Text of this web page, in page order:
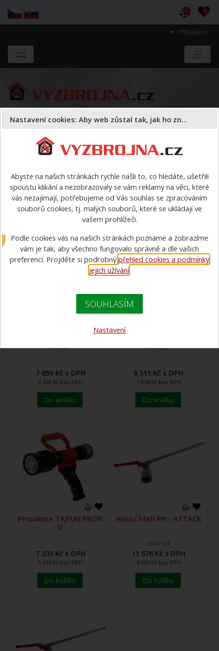
Přihlášení
0 0
Sloužíme těm, kteří chrání životy, zdraví
> výrobci > Pavliš a Hartmann
D/C
7 659 Kč s DPH
6 330 Kč bez DPH
Do košíku
PROFI
8 511 Kč s DPH
7 034 Kč bez DPH
Do košíku
Proudnice TAJFUN PROFI
D
7 235 Kč s DPH
5 979 Kč bez DPH
Do košíku
Hasicí hřeb PH - ATTACK
cena od
11 576 Kč s DPH
9 567 Kč bez DPH
Do košíku
Nastavení cookies: Aby web zůstal tak, jak ho znáte
Abyste na našich stránkách rychle našli to, co hledáte, ušetřili
spoustu klikání a nezobrazovaly se vám reklamy na věci, které
vás nezajímají, potřebujeme od Vás souhlas se zpracováním
souborů cookies, tj. malých souborů, které se ukládají ve
vašem prohlížeči.
Podle cookies vás na našich stránkách poznáme a zobrazíme
vám je tak, aby všechno fungovalo správně a dle vašich
preferencí. Projděte si podrobnýpřehled cookies a podmínky
jejich užívání.
SOUHLASÍM
Nastavení